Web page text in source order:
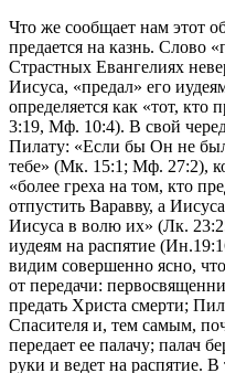
Что же сообщает нам этот
предается на казнь. Слово
Страстных Евангелиях
Иисуса, «предал» его
определяется как «тот,
3:19, Мф. 10:4). В свой
Пилату: «Если бы Он не
тебе» (Мк. 15:1; Мф. 27:2),
«более греха на том, кто
отпустить Варавву, а
Иисуса в волю их» (Лк.
иудеям на распятие
видим совершенно ясно,
от передачи:
предать Христа смерти;
Спасителя и, тем самым,
передает ее палачу; палач
руки и ведет на распятие.